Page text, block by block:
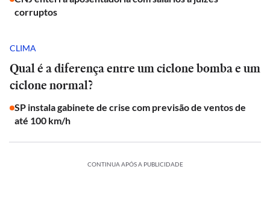
corruptos
CLIMA
Qual é a diferença entre um ciclone bomba e um
ciclone normal?
SP instala gabinete de crise com previsão de ventos de
até 100 km/h
CONTINUA APÓS A PUBLICIDADE